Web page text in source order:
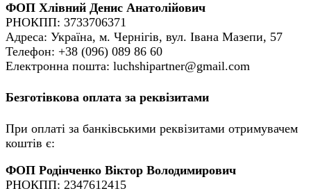
ФОП Хлівний Денис Анатолійович
РНОКПП: 3733706371
Адреса: Україна, м. Чернігів, вул. Івана Мазепи, 57
Телефон: +38 (096) 089 86 60
Електронна пошта: luchshipartner@gmail.com
Безготівкова оплата за реквізитами
При оплаті за банківськими реквізитами отримувачем
коштів є:
ФОП Родінченко Віктор Володимирович
РНОКПП: 2347612415